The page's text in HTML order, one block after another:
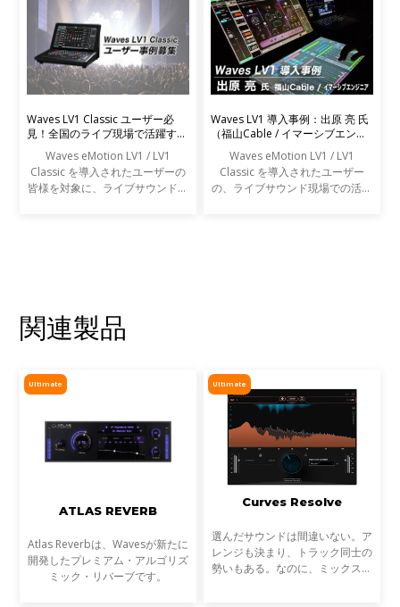
Waves LV1 Classic ユーザー必
見！全国のライブ現場で活躍する
Waves eMotion LV1 / LV1
Classic を導入されたユーザーの
皆様を対象に、ライブサウンドの
Waves LV1 導入事例：出原 亮 氏
（福山Cable / イマーシブエンジ
Waves eMotion LV1 / LV1
Classic を導入されたユーザー
の、ライブサウンド現場での活用
関連製品
Ultimate
ATLAS REVERB
Atlas Reverbは、Wavesが新たに
開発したプレミアム・アルゴリズ
ミック・リバーブです。
Ultimate
Curves Resolve
選んだサウンドは間違いない。ア
レンジも決まり、トラック同士の
勢いもある。なのに、ミックスが